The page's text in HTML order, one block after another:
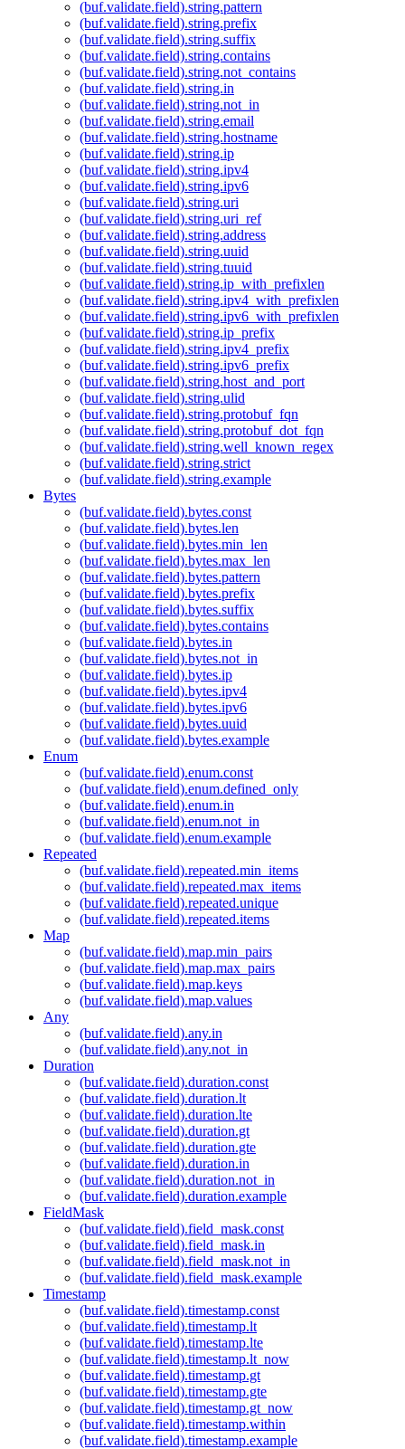
(buf.validate.field).string.pattern
(buf.validate.field).string.prefix
(buf.validate.field).string.suffix
(buf.validate.field).string.contains
(buf.validate.field).string.not_contains
(buf.validate.field).string.in
(buf.validate.field).string.not_in
(buf.validate.field).string.email
(buf.validate.field).string.hostname
(buf.validate.field).string.ip
(buf.validate.field).string.ipv4
(buf.validate.field).string.ipv6
(buf.validate.field).string.uri
(buf.validate.field).string.uri_ref
(buf.validate.field).string.address
(buf.validate.field).string.uuid
(buf.validate.field).string.tuuid
(buf.validate.field).string.ip_with_prefixlen
(buf.validate.field).string.ipv4_with_prefixlen
(buf.validate.field).string.ipv6_with_prefixlen
(buf.validate.field).string.ip_prefix
(buf.validate.field).string.ipv4_prefix
(buf.validate.field).string.ipv6_prefix
(buf.validate.field).string.host_and_port
(buf.validate.field).string.ulid
(buf.validate.field).string.protobuf_fqn
(buf.validate.field).string.protobuf_dot_fqn
(buf.validate.field).string.well_known_regex
(buf.validate.field).string.strict
(buf.validate.field).string.example
Bytes
(buf.validate.field).bytes.const
(buf.validate.field).bytes.len
(buf.validate.field).bytes.min_len
(buf.validate.field).bytes.max_len
(buf.validate.field).bytes.pattern
(buf.validate.field).bytes.prefix
(buf.validate.field).bytes.suffix
(buf.validate.field).bytes.contains
(buf.validate.field).bytes.in
(buf.validate.field).bytes.not_in
(buf.validate.field).bytes.ip
(buf.validate.field).bytes.ipv4
(buf.validate.field).bytes.ipv6
(buf.validate.field).bytes.uuid
(buf.validate.field).bytes.example
Enum
(buf.validate.field).enum.const
(buf.validate.field).enum.defined_only
(buf.validate.field).enum.in
(buf.validate.field).enum.not_in
(buf.validate.field).enum.example
Repeated
(buf.validate.field).repeated.min_items
(buf.validate.field).repeated.max_items
(buf.validate.field).repeated.unique
(buf.validate.field).repeated.items
Map
(buf.validate.field).map.min_pairs
(buf.validate.field).map.max_pairs
(buf.validate.field).map.keys
(buf.validate.field).map.values
Any
(buf.validate.field).any.in
(buf.validate.field).any.not_in
Duration
(buf.validate.field).duration.const
(buf.validate.field).duration.lt
(buf.validate.field).duration.lte
(buf.validate.field).duration.gt
(buf.validate.field).duration.gte
(buf.validate.field).duration.in
(buf.validate.field).duration.not_in
(buf.validate.field).duration.example
FieldMask
(buf.validate.field).field_mask.const
(buf.validate.field).field_mask.in
(buf.validate.field).field_mask.not_in
(buf.validate.field).field_mask.example
Timestamp
(buf.validate.field).timestamp.const
(buf.validate.field).timestamp.lt
(buf.validate.field).timestamp.lte
(buf.validate.field).timestamp.lt_now
(buf.validate.field).timestamp.gt
(buf.validate.field).timestamp.gte
(buf.validate.field).timestamp.gt_now
(buf.validate.field).timestamp.within
(buf.validate.field).timestamp.example